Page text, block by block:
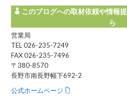
このブログへの取材依頼や情報
ら
営業局
TEL 026-235-7249
FAX 026-235-7496
〒380-8570
長野市南長野幅下692-2
公式ホームページ